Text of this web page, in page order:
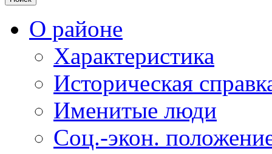
О районе
Характеристика
Историческая
Именитые люди
Соц.-экон.